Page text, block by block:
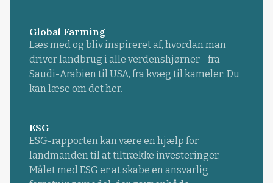
Global Farming
Læs med og bliv inspireret af, hvordan man
driver landbrug i alle verdenshjørner - fra
Saudi-Arabien til USA, fra kvæg til kameler: Du
kan læse om det her.
ESG
ESG-rapporten kan være en hjælp for
landmanden til at tiltrække investeringer.
Målet med ESG er at skabe en ansvarlig